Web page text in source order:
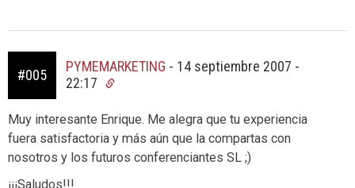
#005
PYMEMARKETING - 14 septiembre 2007 -
22:17
Muy interesante Enrique. Me alegra que tu experiencia
fuera satisfactoria y más aún que la compartas con
nosotros y los futuros conferenciantes SL ;)
¡¡¡Saludos!!!